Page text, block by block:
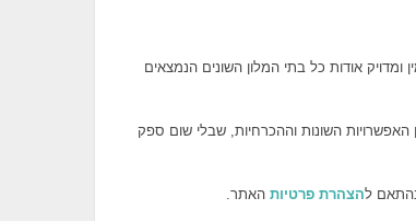
רחב היקף, אמין ומדויק אודות כל בתי המלון השונים הנמצאים
האפשרויות השונות וההכרחיות, שבלי שום ספק
להצהרת פרטיות האתר.